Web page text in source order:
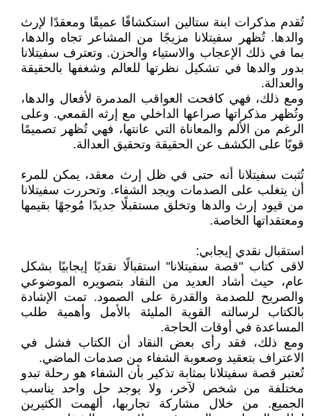
تُقدم مذكرات ابنة ستالين استكشافًا عميقًا ومعقدًا لإرث
والدها. تُظهر سفيتلانا مزيجًا من المشاعر تجاه والدها،
بما في ذلك الإعجاب والاستياء والحزن. وتعترف سفيتلانا
بدور والدها في تشكيل نظرتها للعالم وشغفها بالحقيقة
والعدالة.
ومع ذلك، فهي كافحت العواقب المدمرة لأفعال والدها،
وتُظهر مذكراتها صراعها الداخلي مع إرثه القمعي. وعلى
الرغم من الألم والمعاناة التي عانتها، فهي تُظهر تصميمًا
قويًا على الكشف عن الحقيقة وتحقيق العدالة.
تُثبت سفيتلانا أنه حتى في ظل إرث معقد، يمكن للمرء
أن يتغلب على الصدمات ويجد الشفاء. وتحررت سفيتلانا
من قيود إرث والدها وتخلق مستقبلًا جديدًا مُوجهًا بقيمها
ومعتقداتها الخاصة.
استقبال نقدي إيجابي:
لاقى كتاب "قصة سفيتلانا" استقبالًا نقديًا إيجابيًا بشكل
عام، حيث أشاد العديد من النقاد بتصويره الموضوعي
والصريح للصدمة والقدرة على الصمود. تمت الإشادة
بالكتاب لرسالته القوية المليئة بالأمل وأهمية طلب
المساعدة في أوقات الحاجة.
ومع ذلك، فقد رأى بعض النقاد أن الكتاب فشل في
الاعتراف بتعقيد وصعوبة الشفاء من صدمات الماضي.
تُعتبر قصة سفيتلانا بمثابة تذكير بأن الشفاء هو رحلة تبدو
مختلفة من شخص لآخر، ولا يوجد حل واحد يناسب
الجميع. من خلال مشاركة تجاربها، ألهمت الكثيرين